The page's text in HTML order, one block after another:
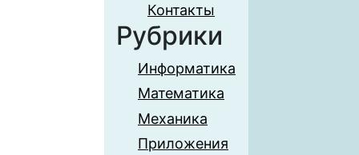
Контакты
Рубрики
Информатика
Математика
Механика
Приложения